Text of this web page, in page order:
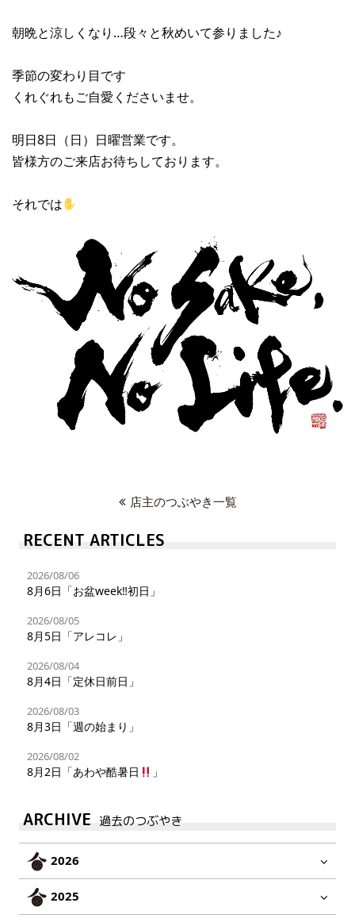
朝晩と涼しくなり…段々と秋めいて参りました♪
季節の変わり目です
くれぐれもご自愛くださいませ。
明日8日（日）日曜営業です。
皆様方のご来店お待ちしております。
それでは
店主のつぶやき一覧
RECENT ARTICLES
2026/08/06
8月6日「お盆week‼︎初日」
2026/08/05
8月5日「アレコレ」
2026/08/04
8月4日「定休日前日」
2026/08/03
8月3日「週の始まり」
2026/08/02
8月2日「あわや酷暑日 」
ARCHIVE 過去のつぶやき
2026
2025